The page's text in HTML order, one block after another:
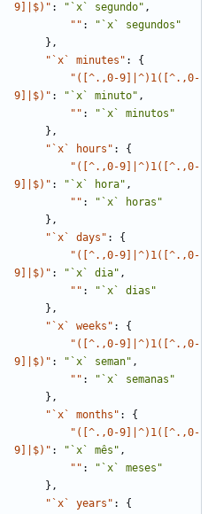
9]|$)" : "`x` segundo" ,
"" :
"`x` segundos"
} ,
"`x` minutes" :
{
"([^.,0-9]|^)1([^.,0-
9]|$)" : "`x` minuto" ,
"" :
"`x` minutos"
} ,
"`x` hours" :
{
"([^.,0-9]|^)1([^.,0-
9]|$)" : "`x` hora" ,
"" :
"`x` horas"
} ,
"`x` days" :
{
"([^.,0-9]|^)1([^.,0-
9]|$)" : "`x` dia" ,
"" :
"`x` dias"
} ,
"`x` weeks" :
{
"([^.,0-9]|^)1([^.,0-
9]|$)" : "`x` seman" ,
"" :
"`x` semanas"
} ,
"`x` months" :
{
"([^.,0-9]|^)1([^.,0-
9]|$)" : "`x` mês" ,
"" :
"`x` meses"
} ,
"`x` years" :
{